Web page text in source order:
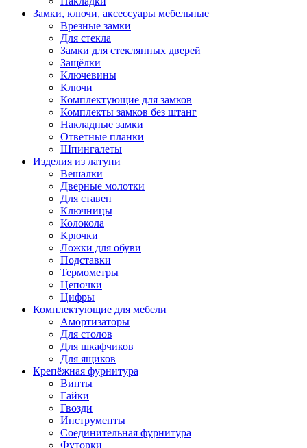
Замки, ключи, аксессуары мебельные
Врезные замки
Для стекла
Замки для стеклянных дверей
Защёлки
Ключевины
Ключи
Комплектующие для замков
Комплекты замков без штанг
Накладные замки
Ответные планки
Шпингалеты
Изделия из латуни
Вешалки
Дверные молотки
Для ставен
Ключницы
Колокола
Крючки
Ложки для обуви
Подставки
Термометры
Цепочки
Цифры
Комплектующие для мебели
Амортизаторы
Для столов
Для шкафчиков
Для ящиков
Крепёжная фурнитура
Винты
Гайки
Гвозди
Инструменты
Соединительная фурнитура
Футорки